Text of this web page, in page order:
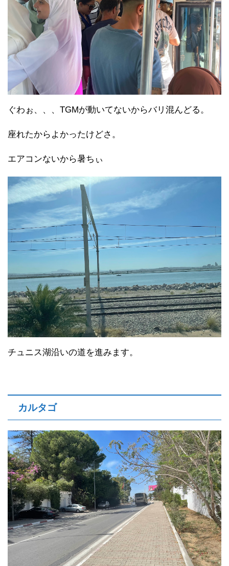
ぐわぉ、、、TGMが動いてないからバリ混んどる。
座れたからよかったけどさ。
エアコンないから暑ちぃ
チュニス湖沿いの道を進みます。
カルタゴ